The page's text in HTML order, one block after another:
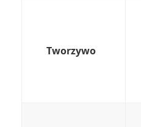
Tworzywo